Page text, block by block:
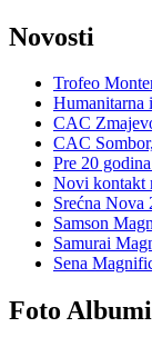
Novosti
Trofeo
Humanitarna
CAC
CAC
Pre 20
Novi kontakt
Srećna Nova
Samson
Samurai
Sena
Foto Albumi